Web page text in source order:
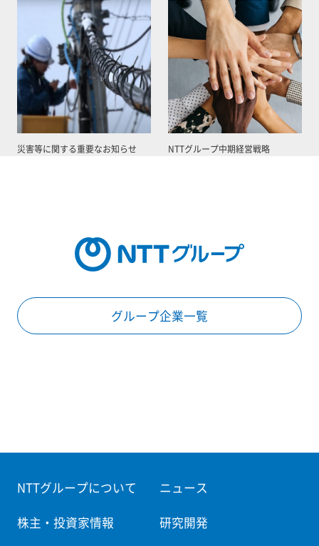
災害等に関する重要なお知らせ NTTグループ中期経営戦略
グループ企業一覧
NTTグループについて ニュース
株主・投資家情報 研究開発